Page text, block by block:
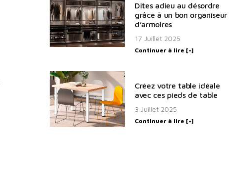
Dites adieu au désordre
grâce à un bon organiseur
d’armoires
17 Juillet 2025
Continuer à lire [+]
Créez votre table idéale
avec ces pieds de table
3 Juillet 2025
Continuer à lire [+]